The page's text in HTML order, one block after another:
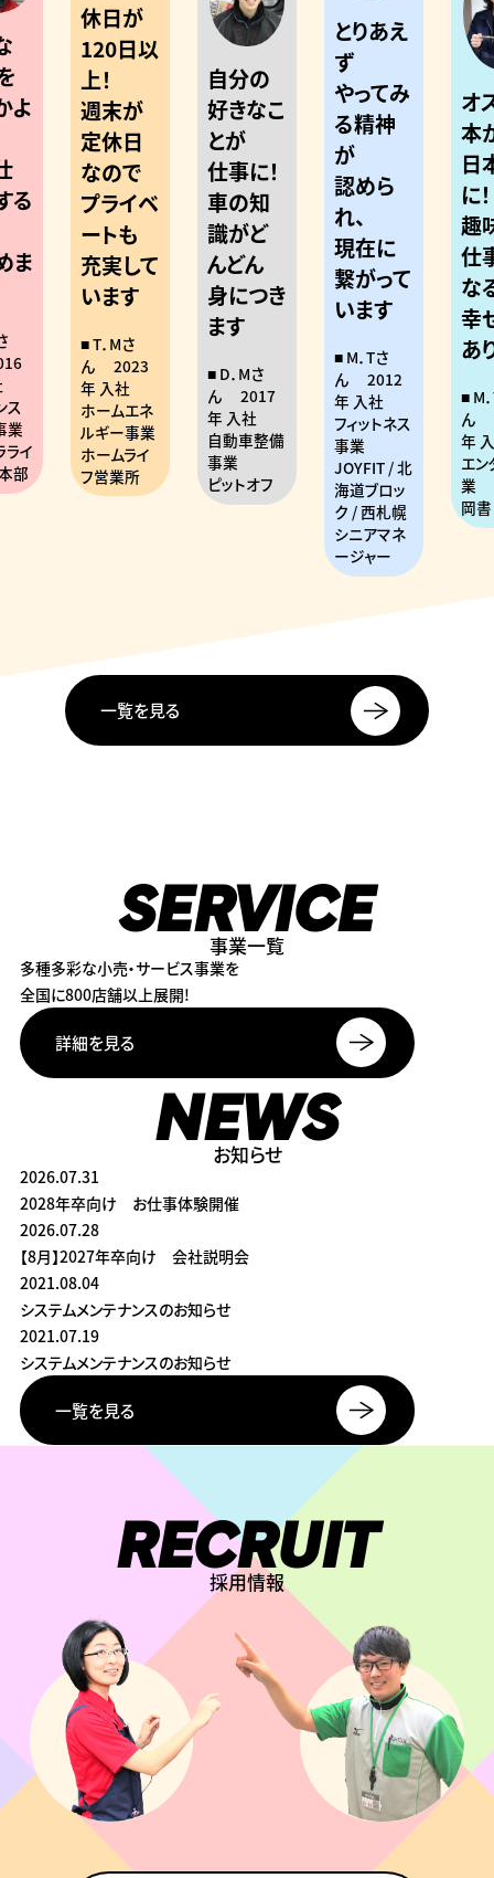
よ
る
ま
ス
業
ライ
部
休日が
120日以
上！
週末が
定休日
なので
プライベ
ートも
充実して
います
T．Mさ
ん
2023
年 入社
ホームエネ
ルギー事業
ホームライ
フ営業所
自分の
好きなこ
とが
仕事に！
車の知
識がど
んどん
身につき
ます
D．Mさ
ん
2017
年 入社
自動車整備
事業
ピットオフ
とりあえ
ず
やってみ
る精神
が
認めら
れ、
現在に
繋がって
います
M．Tさ
ん
2012
年 入社
フィットネス
事業
JOYFIT / 北
海道ブロッ
ク / 西札幌
シニアマネ
ージャー
オ
本
日
に！
趣
仕
な
幸
あ
M
ん
年
エン
業
岡書
一覧を見る
SERVICE
事業一覧
多種多彩な小売・サービス事業を
全国に800店舗以上展開!
詳細を見る
NEWS
お知らせ
2026.07.31
2028年卒向け お仕事体験開催
2026.07.28
【8月】2027年卒向け 会社説明会
2021.08.04
システムメンテナンスのお知らせ
2021.07.19
システムメンテナンスのお知らせ
一覧を見る
RECRUIT
採用情報